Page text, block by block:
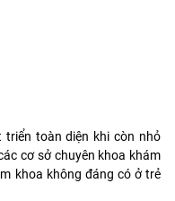
triển toàn diện khi còn nhỏ
cơ sở chuyên khoa khám
khoa không đáng có ở trẻ